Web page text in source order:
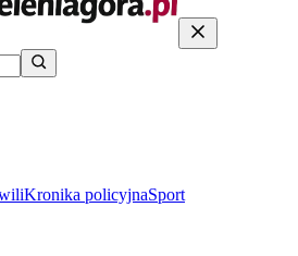
Kronika policyjnaSport